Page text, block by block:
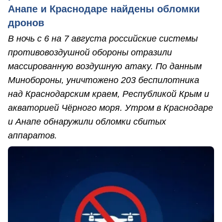
Анапе и Краснодаре найдены обломки
дронов
В ночь с 6 на 7 августа российские системы
противовоздушной обороны отразили
массированную воздушную атаку. По данным
Минобороны, уничтожено 203 беспилотника
над Краснодарским краем, Республикой Крым и
акваторией Чёрного моря. Утром в Краснодаре
и Анапе обнаружили обломки сбитых
аппаратов.